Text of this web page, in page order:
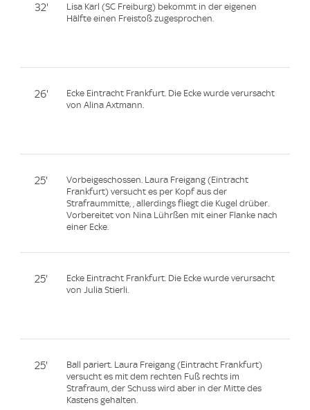
32'
Lisa Karl (SC Freiburg) bekommt in der eigenen
Hälfte einen Freistoß zugesprochen.
26'
Ecke Eintracht Frankfurt. Die Ecke wurde verursacht
von Alina Axtmann.
25'
Vorbeigeschossen. Laura Freigang (Eintracht
Frankfurt) versucht es per Kopf aus der
Strafraummitte, , allerdings fliegt die Kugel drüber.
Vorbereitet von Nina Lührßen mit einer Flanke nach
einer Ecke.
25'
Ecke Eintracht Frankfurt. Die Ecke wurde verursacht
von Julia Stierli.
25'
Ball pariert. Laura Freigang (Eintracht Frankfurt)
versucht es mit dem rechten Fuß rechts im
Strafraum, der Schuss wird aber in der Mitte des
Kastens gehalten.